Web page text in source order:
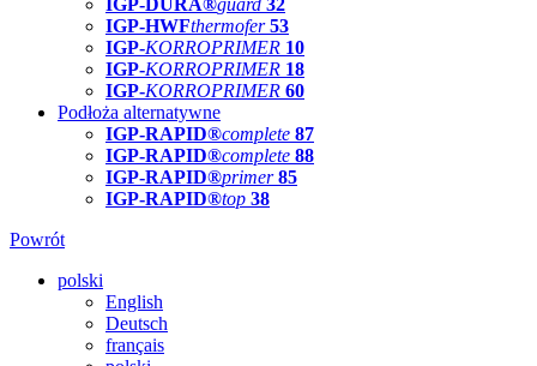
IGP-HWFthermofer 53
IGP-KORROPRIMER 10
IGP-KORROPRIMER 18
IGP-KORROPRIMER 60
Podłoża alternatywne
IGP-RAPID®complete 87
IGP-RAPID®complete 88
IGP-RAPID®primer 85
IGP-RAPID®top 38
Powrót
polski
English
Deutsch
français